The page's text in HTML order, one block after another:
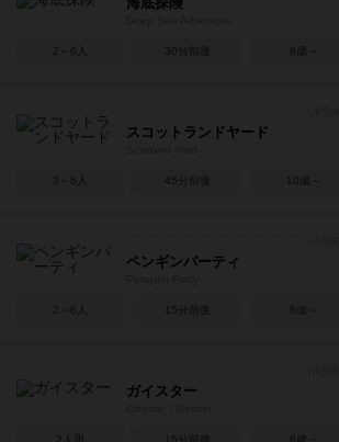
2～6人 30分前後 8歳～
スコットランドヤード
3～6人 45分前後 10歳～
ペンギンパーティ
2～6人 15分前後 6歳～
ガイスター
2人用 15分前後 6歳～